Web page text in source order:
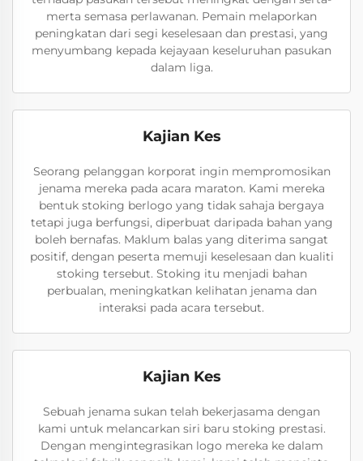
merta semasa perlawanan. Pemain melaporkan
peningkatan dari segi keselesaan dan prestasi, yang
menyumbang kepada kejayaan keseluruhan pasukan
dalam liga.
Kajian Kes
Seorang pelanggan korporat ingin mempromosikan
jenama mereka pada acara maraton. Kami mereka
bentuk stoking berlogo yang tidak sahaja bergaya
tetapi juga berfungsi, diperbuat daripada bahan yang
boleh bernafas. Maklum balas yang diterima sangat
positif, dengan peserta memuji keselesaan dan kualiti
stoking tersebut. Stoking itu menjadi bahan
perbualan, meningkatkan kelihatan jenama dan
interaksi pada acara tersebut.
Kajian Kes
Sebuah jenama sukan telah bekerjasama dengan
kami untuk melancarkan siri baru stoking prestasi.
Dengan mengintegrasikan logo mereka ke dalam